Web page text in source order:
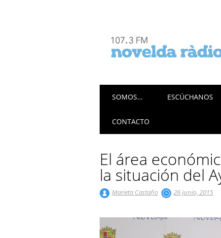
Menú principal
SOMOS… ESCÚCHANOS
CONTACTO
El área
la situación del
Marieta Castaño 26 junio, 2015